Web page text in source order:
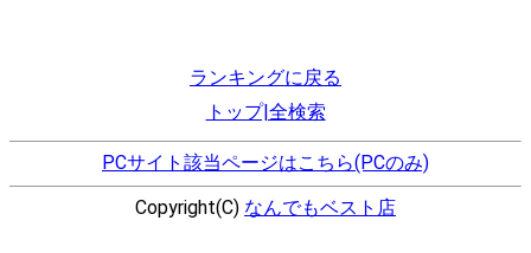
ランキングに戻る
トップ|全検索
PCサイト該当ページはこちら(PCのみ)
Copyright(C) なんでもベスト店